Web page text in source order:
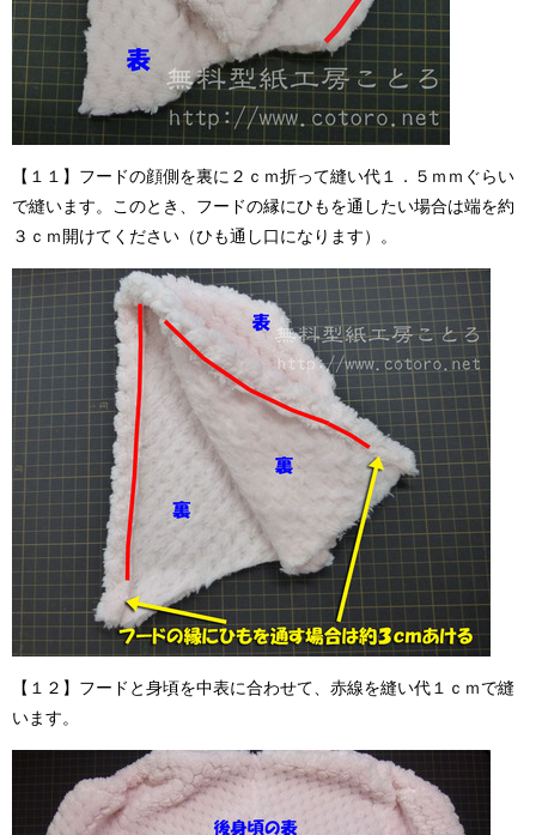
【１１】フードの顔側を裏に２ｃｍ折って縫い代１．５ｍｍぐらい
で縫います。このとき、フードの縁にひもを通したい場合は端を約
３ｃｍ開けてください（ひも通し口になります）。
【１２】フードと身頃を中表に合わせて、赤線を縫い代１ｃｍで縫
います。